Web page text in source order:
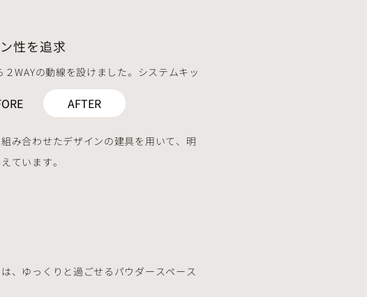
性を追求
WAYの動線を設けました。システムキッ
AFTER
み合わせたデザインの建具を用いて、明
ています。
、ゆっくりと過ごせるパウダースペース